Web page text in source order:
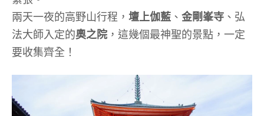
兩天一夜的高野山行程， 壇上伽藍 、 金剛峯寺 、弘
法大師入定的奧之院 ，這幾個最神聖的景點，一定
要收集齊全！